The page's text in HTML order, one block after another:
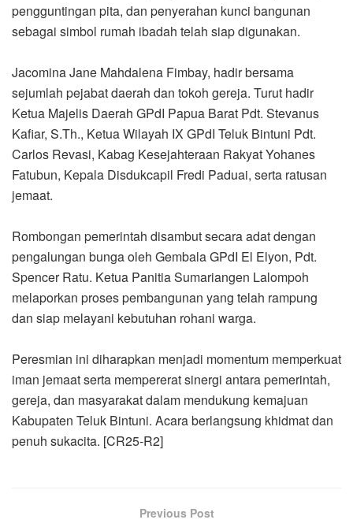
pengguntingan pita, dan penyerahan kunci bangunan
sebagai simbol rumah ibadah telah siap digunakan.
Jacomina Jane Mahdalena Fimbay, hadir bersama
sejumlah pejabat daerah dan tokoh gereja. Turut hadir
Ketua Majelis Daerah GPdI Papua Barat Pdt. Stevanus
Kafiar, S.Th., Ketua Wilayah IX GPdI Teluk Bintuni Pdt.
Carlos Revasi, Kabag Kesejahteraan Rakyat Yohanes
Fatubun, Kepala Disdukcapil Fredi Paduai, serta ratusan
jemaat.
Rombongan pemerintah disambut secara adat dengan
pengalungan bunga oleh Gembala GPdI El Elyon, Pdt.
Spencer Ratu. Ketua Panitia Sumariangen Lalompoh
melaporkan proses pembangunan yang telah rampung
dan siap melayani kebutuhan rohani warga.
Peresmian ini diharapkan menjadi momentum memperkuat
iman jemaat serta mempererat sinergi antara pemerintah,
gereja, dan masyarakat dalam mendukung kemajuan
Kabupaten Teluk Bintuni. Acara berlangsung khidmat dan
penuh sukacita. [CR25-R2]
Previous Post